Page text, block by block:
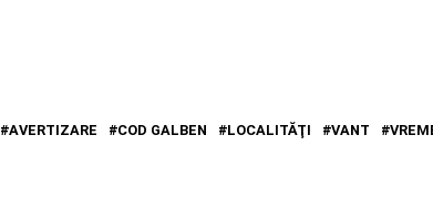
AVERTIZARE COD GALBEN LOCALITĂŢI VANT